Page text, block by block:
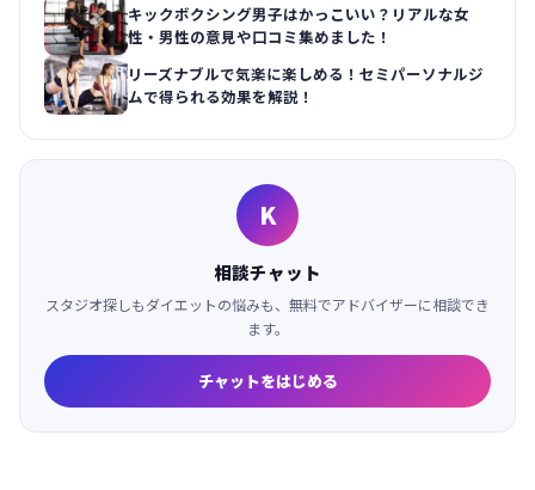
キックボクシング男子はかっこいい？リアルな女
性・男性の意見や口コミ集めました！
リーズナブルで気楽に楽しめる！セミパーソナルジ
ムで得られる効果を解説！
K
相談チャット
スタジオ探しもダイエットの悩みも、無料でアドバイザーに相談でき
ます。
チャットをはじめる